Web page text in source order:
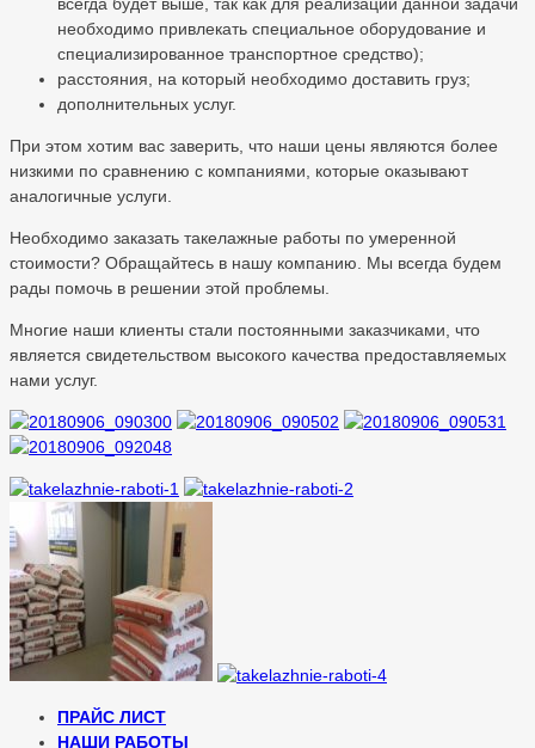
всегда будет выше, так как для реализации данной задачи
необходимо привлекать специальное оборудование и
специализированное транспортное средство);
расстояния, на который необходимо доставить груз;
дополнительных услуг.
При этом хотим вас заверить, что наши цены являются более
низкими по сравнению с компаниями, которые оказывают
аналогичные услуги.
Необходимо заказать такелажные работы по умеренной
стоимости? Обращайтесь в нашу компанию. Мы всегда будем
рады помочь в решении этой проблемы.
Многие наши клиенты стали постоянными заказчиками, что
является свидетельством высокого качества предоставляемых
нами услуг.
ПРАЙС ЛИСТ
НАШИ РАБОТЫ